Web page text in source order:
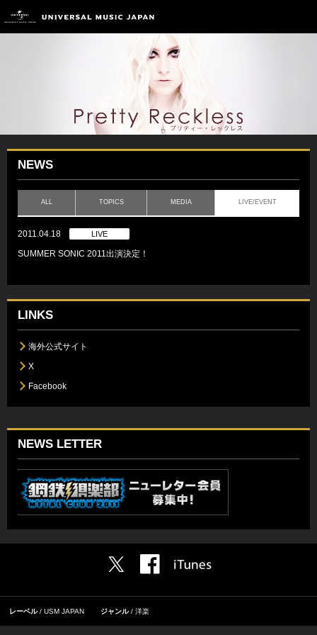
NEWS
ALL TOPICS MEDIA LIVE/EVENT
2011.04.18 LIVE
SUMMER SONIC 2011出演決定！
LINKS
海外公式サイト
X
Facebook
NEWS LETTER
レーベル USM JAPAN ジャンル 洋楽